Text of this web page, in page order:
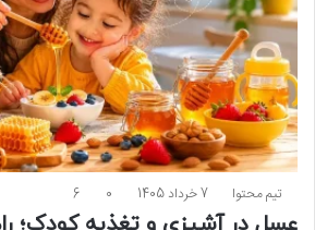
تیم محتوا 7 خرداد 1405 0
6